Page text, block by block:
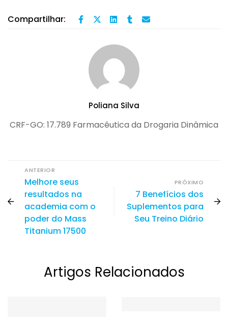
Compartilhar:
Poliana Silva
CRF-GO: 17.789 Farmacêutica da Drogaria Dinâmica
ANTERIOR
Melhore seus
resultados na
academia com o
poder do Mass
Titanium 17500
PRÓXIMO
7 Benefícios dos
Suplementos para
Seu Treino Diário
Artigos Relacionados